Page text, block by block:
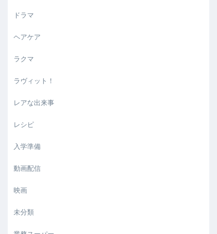
ドラマ
ヘアケア
ラクマ
ラヴィット！
レアな出来事
レシピ
入学準備
動画配信
映画
未分類